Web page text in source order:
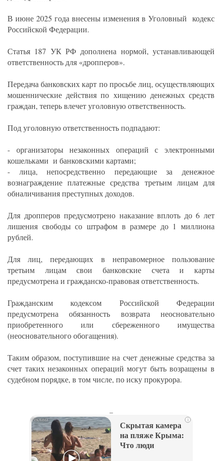
В июне 2025 года внесены изменения в Уголовный кодекс
Российской Федерации.
Статья 187 УК РФ дополнена нормой, устанавливающей
ответственность для «дропперов».
Передача банковских карт по просьбе лиц, осуществляющих
мошеннические действия по хищению денежных средств
граждан, теперь влечет уголовную ответственность.
Под уголовную ответственность подпадают:
- организаторы незаконных операций с электронными
кошельками и банковскими картами;
- лица, непосредственно передающие за денежное
вознаграждение платежные средства третьим лицам для
обналичивания преступных доходов.
Для дропперов предусмотрено наказание вплоть до 6 лет
лишения свободы со штрафом в размере до 1 миллиона
рублей.
Для лиц, передающих в неправомерное пользование
третьим лицам свои банковские счета и карты
предусмотрена и гражданско-правовая ответственность.
Гражданским кодексом Российской Федерации
предусмотрена обязанность возврата неосновательно
приобретенного или сбереженного имущества
(неосновательного обогащения).
Таким образом, поступившие на счет денежные средства за
счет таких незаконных операций могут быть возращены в
судебном порядке, в том числе, по иску прокурора.
i
Скрытая камера
на пляже Крыма:
Что люди